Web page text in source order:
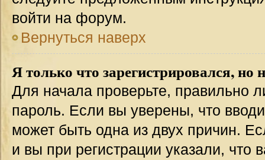
войти на форум.
Вернуться наверх
Я только что зарегистрировался, но
Для начала проверьте, правильно
пароль. Если вы уверены, что
может быть одна из двух причин.
и вы при регистрации указали, что